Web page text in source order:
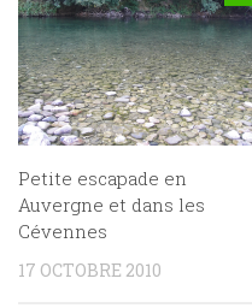
Petite escapade en
Auvergne et dans les
Cévennes
17 OCTOBRE 2010